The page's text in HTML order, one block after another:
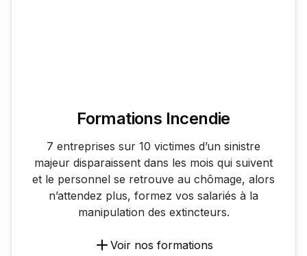
Formations Incendie
7 entreprises sur 10 victimes d’un sinistre
majeur disparaissent dans les mois qui suivent
et le personnel se retrouve au chômage, alors
n’attendez plus, formez vos salariés à la
manipulation des extincteurs.
Voir nos formations